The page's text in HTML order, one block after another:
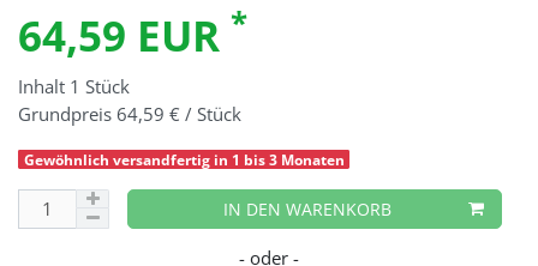
64,59 EUR *
Inhalt 1 Stück
Grundpreis64,59 € / Stück
Gewöhnlich versandfertig in 1 bis 3 Monaten
IN DEN WARENKORB